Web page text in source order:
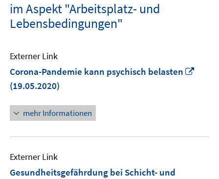
im Aspekt "Arbeitsplatz- und
Lebensbedingungen"
Externer Link
Corona-Pandemie kann psychisch belasten
(19.05.2020)
mehr Informationen
Externer Link
Gesundheitsgefährdung bei Schicht- und